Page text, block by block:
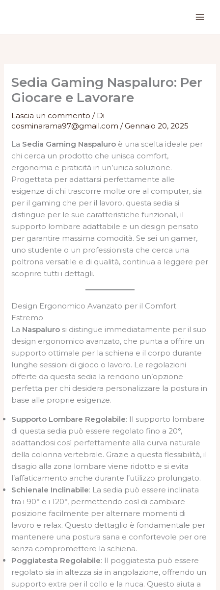
Sedia Gaming Naspaluro: Per
Giocare e Lavorare
Lascia un commento / Di
cosminarama97@gmail.com/Gennaio 20, 2025
La Sedia Gaming Naspaluro è una scelta ideale per
chi cerca un prodotto che unisca comfort,
ergonomia e praticità in un’unica soluzione.
Progettata per adattarsi perfettamente alle
esigenze di chi trascorre molte ore al computer, sia
per il gaming che per il lavoro, questa sedia si
distingue per le sue caratteristiche funzionali, il
supporto lombare adattabile e un design pensato
per garantire massima comodità. Se sei un gamer,
uno studente o un professionista che cerca una
poltrona versatile e di qualità, continua a leggere per
scoprire tutti i dettagli.
Design Ergonomico Avanzato per il Comfort
Estremo
La Naspaluro si distingue immediatamente per il suo
design ergonomico avanzato, che punta a offrire un
supporto ottimale per la schiena e il corpo durante
lunghe sessioni di gioco o lavoro. Le regolazioni
offerte da questa sedia la rendono un’opzione
perfetta per chi desidera personalizzare la postura in
base alle proprie esigenze.
Supporto Lombare Regolabile: Il supporto lombare
di questa sedia può essere regolato fino a 20°,
adattandosi così perfettamente alla curva naturale
della colonna vertebrale. Grazie a questa flessibilità, il
disagio alla zona lombare viene ridotto e si evita
l’affaticamento anche durante l’utilizzo prolungato.
Schienale Inclinabile: La sedia può essere inclinata
tra i 90° e i 120°, permettendo così di cambiare
posizione facilmente per alternare momenti di
lavoro e relax. Questo dettaglio è fondamentale per
mantenere una postura sana e confortevole per ore
senza compromettere la schiena.
Poggiatesta Regolabile: Il poggiatesta può essere
regolato sia in altezza sia in angolazione, offrendo un
supporto extra per il collo e la nuca. Questo aiuta a